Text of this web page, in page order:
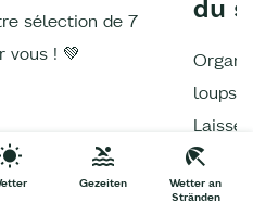
sélection de 7
vous ! 💚
du
loups,
Gezeiten
Wetter an
Stränden